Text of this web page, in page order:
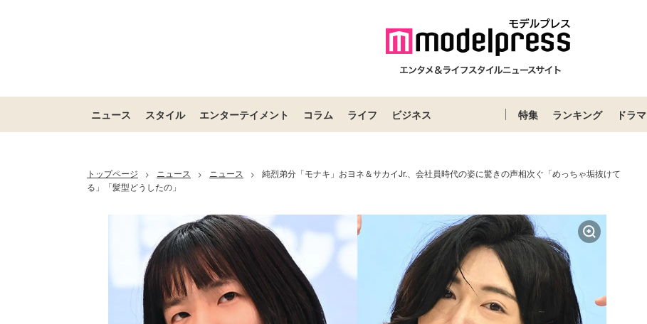
ニュース スタイル エンターテイメント コラム ライフ ビジネス 特集 ランキング ドラマ
トップページ > ニュース > ニュース >
純烈弟分「モナキ」おヨネ＆サカイJr.、会社員時代の姿に驚きの声相次ぐ「めっちゃ垢抜けて
る」「髪型どうしたの」